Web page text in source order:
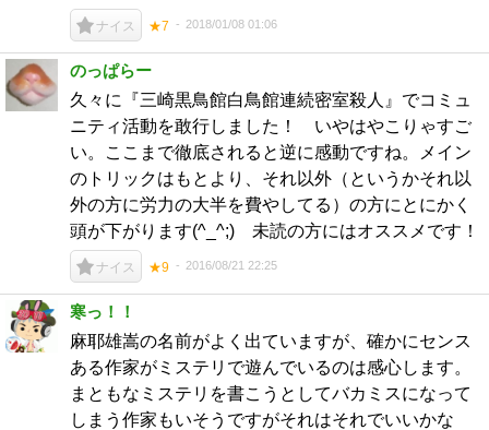
ナイス ★7 2018/01/08 01:06
のっぱらー
久々に『三崎黒鳥館白鳥館連続密室殺人』でコミュ
ニティ活動を敢行しました！ いやはやこりゃすご
い。ここまで徹底されると逆に感動ですね。メイン
のトリックはもとより、それ以外（というかそれ以
外の方に労力の大半を費やしてる）の方にとにかく
頭が下がります(^_^;) 未読の方にはオススメです！
ナイス ★9 2016/08/21 22:25
寒っ！！
麻耶雄嵩の名前がよく出ていますが、確かにセンス
ある作家がミステリで遊んでいるのは感心します。
まともなミステリを書こうとしてバカミスになって
しまう作家もいそうですがそれはそれでいいかな